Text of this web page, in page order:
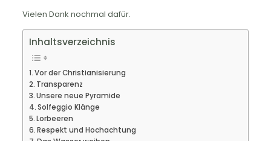
Vielen Dank nochmal dafür.
Inhaltsverzeichnis
Vor der Christianisierung
Transparenz
Unsere neue Pyramide
Solfeggio Klänge
Lorbeeren
Respekt und Hochachtung